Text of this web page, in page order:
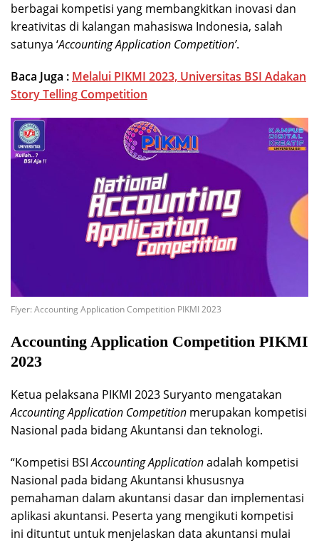
berbagai kompetisi yang membangkitkan inovasi dan
kreativitas di kalangan mahasiswa Indonesia, salah
satunya ‘Accounting Application Competition’.
Baca Juga : Melalui PIKMI 2023, Universitas BSI Adakan
Story Telling Competition
Flyer: Accounting Application Competition PIKMI 2023
Accounting Application Competition PIKMI
2023
Ketua pelaksana PIKMI 2023 Suryanto mengatakan
Accounting Application Competition merupakan kompetisi
Nasional pada bidang Akuntansi dan teknologi.
“Kompetisi BSIAccounting Applicationadalah kompetisi
Nasional pada bidang Akuntansi khususnya
pemahaman dalam akuntansi dasar dan implementasi
aplikasi akuntansi. Peserta yang mengikuti kompetisi
ini dituntut untuk menjelaskan data akuntansi mulai